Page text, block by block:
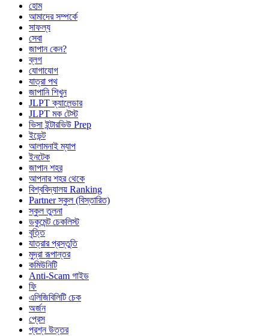
হোম
আমাদের সম্পর্কে
সাফল্য
সেবা
জাপান কেন?
ব্লগ
যোগাযোগ
যাত্রা পথ
জাপানি শিখুন
JLPT ক্যালেন্ডার
JLPT মক টেস্ট
ভিসা ইন্টারভিউ Prep
ইভেন্ট
আলামনাই ম্যাপ
ইনটেক
জাপান শহর
আপনার শহর থেকে
বিশ্ববিদ্যালয় Ranking
Partner স্কুল (বিস্তারিত)
স্কুল তুলনা
ডকুমেন্ট চেকলিস্ট
বৃত্তি
যাত্রার প্রস্তুতি
মুদ্রা রূপান্তর
কমিউনিটি
Anti-Scam গাইড
ফি
এলিজিবিলিটি চেক
অর্জন
প্রেস
প্রশ্ন উত্তর